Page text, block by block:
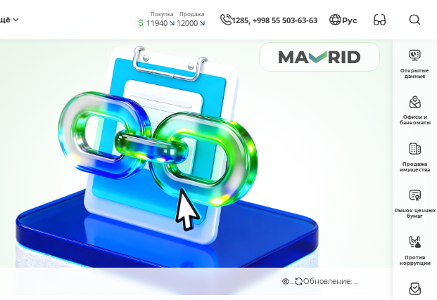
Покупка
11940
Продажа
12000 1285, +998 55 503-63-63 Рус
Обновление: ...
Открытые
данные
Офисы и
банкоматы
Продажа
имущества
Рынок ценных
бумаг
Против
коррупции